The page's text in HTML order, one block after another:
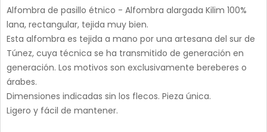
Alfombra de pasillo étnico - Alfombra alargada Kilim 100%
lana, rectangular, tejida muy bien.
Esta alfombra es tejida a mano por una artesana del sur de
Túnez, cuya técnica se ha transmitido de generación en
generación. Los motivos son exclusivamente bereberes o
árabes.
Dimensiones indicadas sin los flecos. Pieza única.
Ligero y fácil de mantener.